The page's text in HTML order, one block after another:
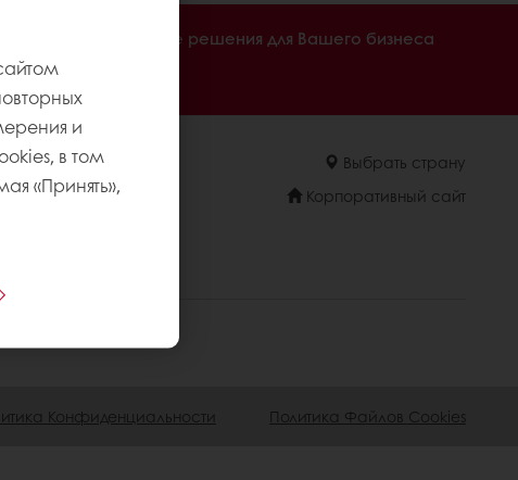
и
в том
«Принять»,
Готовые решения для Вашего бизнеса
Выбрать страну
Корпоративный сайт
Конфиденциальности Политика Файлов Cookies